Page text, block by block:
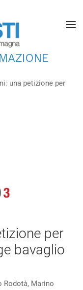
una petizione per
per
bavaglio
Rodotà, Marino